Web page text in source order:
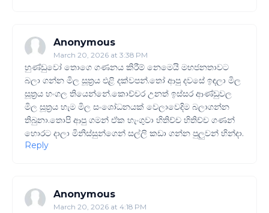
Anonymous
March 20, 2026 at 3:38 PM
හුණ්ඩුවෝ තොගෙ ගණනය කිරීම් නෙමෙයි මහජනතාවට
බලා ගන්න මිල සූත්‍රය එළි දක්වපන්.තෝ ආපු දවසේ ඉඳලා මිල
සූත්‍රය හංගල තියෙන්නේ.කොච්චර උනත් ඉස්සර ආණ්ඩුවල
මිල සූත්‍රය හැම මිල සංශෝධනයක් වෙලාවෙදිම බලාගන්න
තිබුනා.තොපි ආපු ගමන් ඒක හැංගුවා හිතිච්ච හිතිච්ච ගණන්
හොරට දාලා මිනිස්සුන්ගෙන් සල්ලි කඩා ගන්න පුලුවන් හින්දා.
Reply
Anonymous
March 20, 2026 at 4:18 PM